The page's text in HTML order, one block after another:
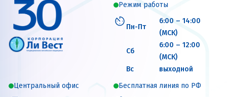
Режим работы
Пн-Пт
6:00 – 14:00
(МСК)
Сб
6:00 – 12:00
(МСК)
Вс
выходной
Центральный офис
Бесплатная линия по РФ